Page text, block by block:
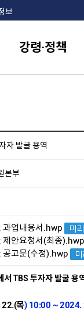
보
강령·정책
자 발굴 용역
본부
과업내용서.hwp
제안요청서(최종).hwp
공고문(수정).hwp
서 TBS 투자자 발굴
22.(목) 10:00 ~ 2024.